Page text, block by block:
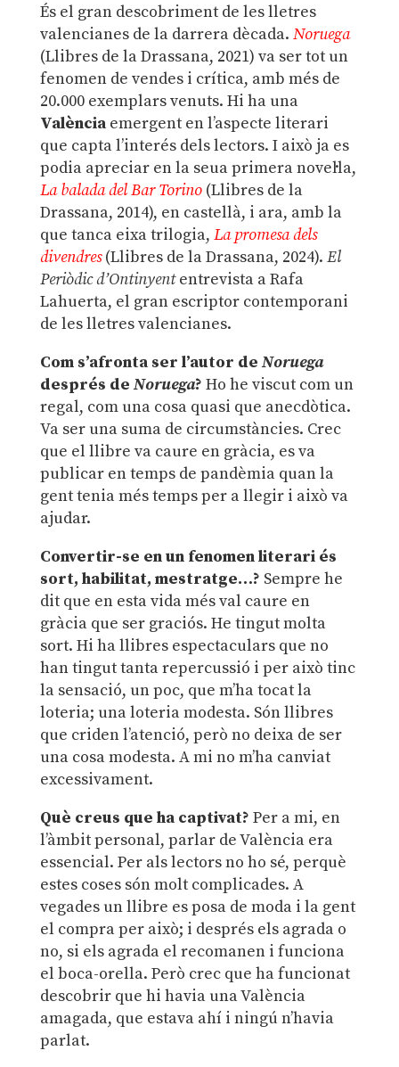
És el gran descobriment de les lletres
valencianes de la darrera dècada. Noruega
(Llibres de la Drassana, 2021) va ser tot un
fenomen de vendes i crítica, amb més de
20.000 exemplars venuts. Hi ha una
Valènciaemergent en l’aspecte literari
que capta l’interés dels lectors. I això ja es
podia apreciar en la seua primera novel·la,
La balada del Bar Torino(Llibres de la
Drassana, 2014), en castellà, i ara, amb la
que tanca eixa trilogia, La promesa dels
divendres(Llibres de la Drassana, 2024). El
Periòdic d’Ontinyententrevista a Rafa
Lahuerta, el gran escriptor contemporani
de les lletres valencianes.
Com s’afronta ser l’autor de Noruega
després de Noruega? Ho he viscut com un
regal, com una cosa quasi que anecdòtica.
Va ser una suma de circumstàncies. Crec
que el llibre va caure en gràcia, es va
publicar en temps de pandèmia quan la
gent tenia més temps per a llegir i això va
ajudar.
Convertir-se en un fenomen literari és
sort, habilitat, mestratge…? Sempre he
dit que en esta vida més val caure en
gràcia que ser graciós. He tingut molta
sort. Hi ha llibres espectaculars que no
han tingut tanta repercussió i per això tinc
la sensació, un poc, que m’ha tocat la
loteria; una loteria modesta. Són llibres
que criden l’atenció, però no deixa de ser
una cosa modesta. A mi no m’ha canviat
excessivament.
Què creus que ha captivat? Per a mi, en
l’àmbit personal, parlar de València era
essencial. Per als lectors no ho sé, perquè
estes coses són molt complicades. A
vegades un llibre es posa de moda i la gent
el compra per això; i després els agrada o
no, si els agrada el recomanen i funciona
el boca-orella. Però crec que ha funcionat
descobrir que hi havia una València
amagada, que estava ahí i ningú n’havia
parlat.